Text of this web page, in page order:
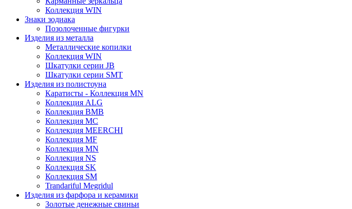
Коллекция WIN
Знаки зодиака
Позолоченные фигурки
Изделия из металла
Металлические копилки
Коллекция WIN
Шкатулки серии JB
Шкатулки серии SMT
Изделия из полистоуна
Каратисты - Коллекция MN
Коллекция ALG
Коллекция BMB
Коллекция MC
Коллекция MEERCHI
Коллекция MF
Коллекция MN
Коллекция NS
Коллекция SK
Коллекция SM
Trandariful Megridul
Изделия из фарфора и керамики
Золотые денежные свиньи